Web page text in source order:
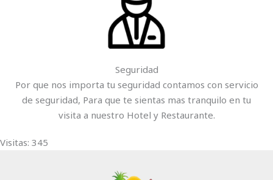
Seguridad
Por que nos importa tu seguridad contamos con servicio
de seguridad, Para que te sientas mas tranquilo en tu
visita a nuestro Hotel y Restaurante.
Visitas: 345